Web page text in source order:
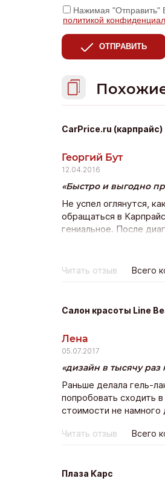
Нажимая "Отправить"
политикой
ОТПРАВИТЬ
CarPrice.ru (карпрайс)
Георгий Бут
12.04.2016
Быстро и выгодно
Не успел оглянутся,
обращаться в
гениальное. После
наблюдаешь за
цена не устроит, то вы
Читать отзыв
Всего
Салон красоты Line
Лена
05.07.2017
дизайн в тысячу раз
Раньше делала гель-
попробовать сходить
стоимости не намного
Читать отзыв Всего
Плаза Карс